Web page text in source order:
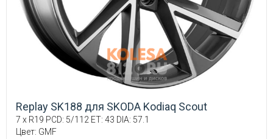
Replay SK188 для SKODA Kodiaq Scout
7 x R19 PCD: 5/112 ET: 43 DIA: 57.1
Цвет: GMF